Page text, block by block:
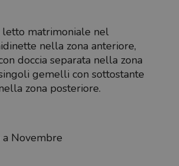
letto matrimoniale nel
nella zona anteriore,
doccia separata nella zona
gemelli con sottostante
zona posteriore.
Novembre